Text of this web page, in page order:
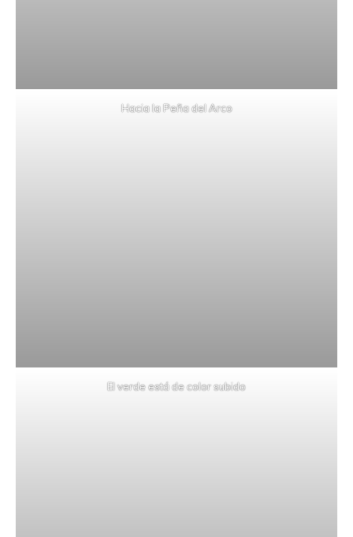
Hacia la Peña del Arco
El verde está de color subido